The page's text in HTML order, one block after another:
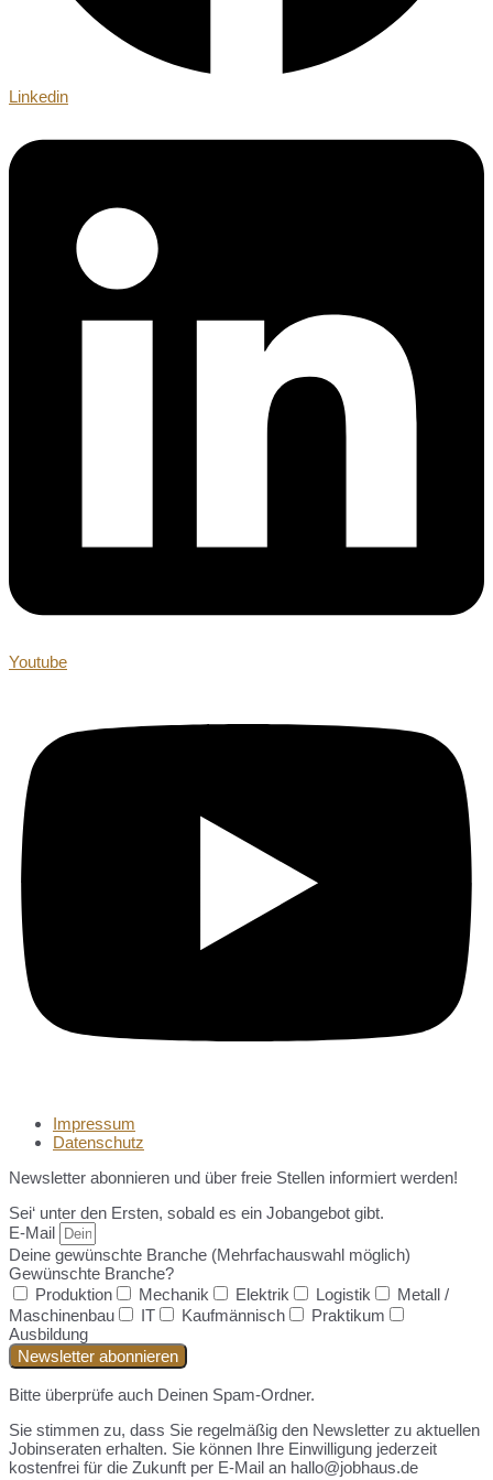
Linkedin
Youtube
Impressum
Datenschutz
Newsletter abonnieren und über freie Stellen informiert werden!
Sei‘ unter den Ersten, sobald es ein Jobangebot gibt.
E-Mail
Deine gewünschte Branche (Mehrfachauswahl möglich)
Gewünschte Branche?
Produktion
Mechanik Elektrik Logistik
Metall /
Maschinenbau
IT Kaufmännisch
Praktikum
Ausbildung
Newsletter abonnieren
Bitte überprüfe auch Deinen Spam-Ordner.
Sie stimmen zu, dass Sie regelmäßig den Newsletter zu aktuellen
Jobinseraten erhalten. Sie können Ihre Einwilligung jederzeit
kostenfrei für die Zukunft per E-Mail an hallo@jobhaus.de